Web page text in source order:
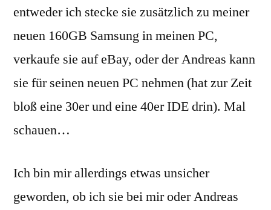
entweder ich stecke sie zusätzlich zu meiner
neuen 160GB Samsung in meinen PC,
verkaufe sie auf eBay, oder der Andreas kann
sie für seinen neuen PC nehmen (hat zur Zeit
bloß eine 30er und eine 40er IDE drin). Mal
schauen…
Ich bin mir allerdings etwas unsicher
geworden, ob ich sie bei mir oder Andreas